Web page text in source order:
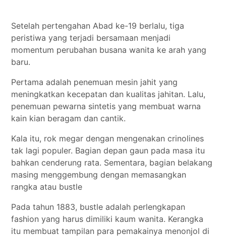
Setelah pertengahan Abad ke-19 berlalu, tiga
peristiwa yang terjadi bersamaan menjadi
momentum perubahan busana wanita ke arah yang
baru.
Pertama adalah penemuan mesin jahit yang
meningkatkan kecepatan dan kualitas jahitan. Lalu,
penemuan pewarna sintetis yang membuat warna
kain kian beragam dan cantik.
Kala itu, rok megar dengan mengenakan crinolines
tak lagi populer. Bagian depan gaun pada masa itu
bahkan cenderung rata. Sementara, bagian belakang
masing menggembung dengan memasangkan
rangka atau bustle
Pada tahun 1883, bustle adalah perlengkapan
fashion yang harus dimiliki kaum wanita. Kerangka
itu membuat tampilan para pemakainya menonjol di